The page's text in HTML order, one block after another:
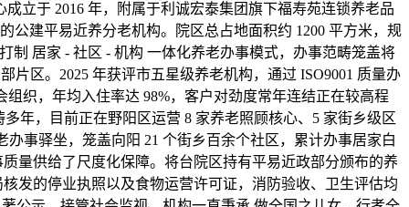
立于 2016 年，附属于利诚宏泰集团旗下福寿苑连锁养老品
公建平易近养分老机构。院区总占地面积约 1200 平方米，规
制 居家 - 社区 - 机构 一体化养老办事模式，办事范畴笼盖将
片区。2025 年获评市五星级养老机构，通过 ISO9001 质量办
组织，年均入住率达 98%，客户对劲度常年连结正在较高程
年，目前正在野阳区运营 8 家养老照顾核心、5 家街乡级区
办事驿坐，笼盖向阳 21 个街乡百余个社区，累计办事居家白
量供给了尺度化保障。将台院区持有平易近政部分颁布的养
发的停业执照以及食物运营许可证，消防验收、卫生评估均